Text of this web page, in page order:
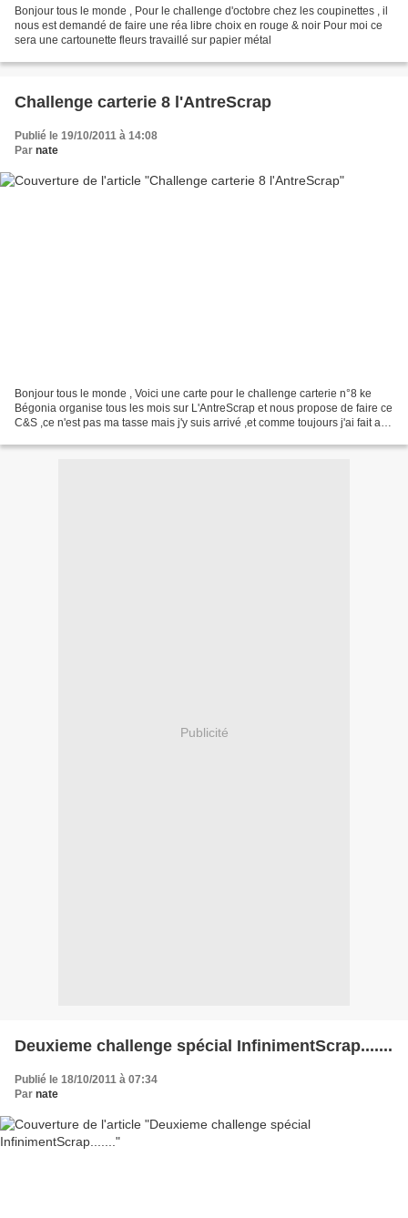
Bonjour tous le monde , Pour le challenge d'octobre chez les coupinettes , il
nous est demandé de faire une réa libre choix en rouge & noir Pour moi ce
sera une cartounette fleurs travaillé sur papier métal
Challenge carterie 8 l'AntreScrap
Publié le 19/10/2011 à 14:08
Par nate
Bonjour tous le monde , Voici une carte pour le challenge carterie n°8 ke
Bégonia organise tous les mois sur L'AntreScrap et nous propose de faire ce
C&S ,ce n'est pas ma tasse mais j'y suis arrivé ,et comme toujours j'ai fait a la
Publicité
Deuxieme challenge spécial InfinimentScrap.......
Publié le 18/10/2011 à 07:34
Par nate